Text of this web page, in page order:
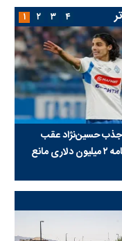
جذب حسین‌نژاد عقب
کشید؛ رضایتنامه ۲ میلیون دلاری مانع
۱ ۲ ۳ ۴